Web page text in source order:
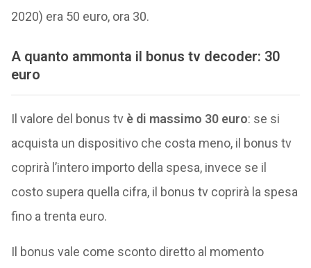
2020) era 50 euro, ora 30.
A quanto ammonta il bonus tv decoder: 30
euro
Il valore del bonus tv è di massimo 30 euro: se si
acquista un dispositivo che costa meno, il bonus tv
coprirà l’intero importo della spesa, invece se il
costo supera quella cifra, il bonus tv coprirà la spesa
fino a trenta euro.
Il bonus vale come sconto diretto al momento